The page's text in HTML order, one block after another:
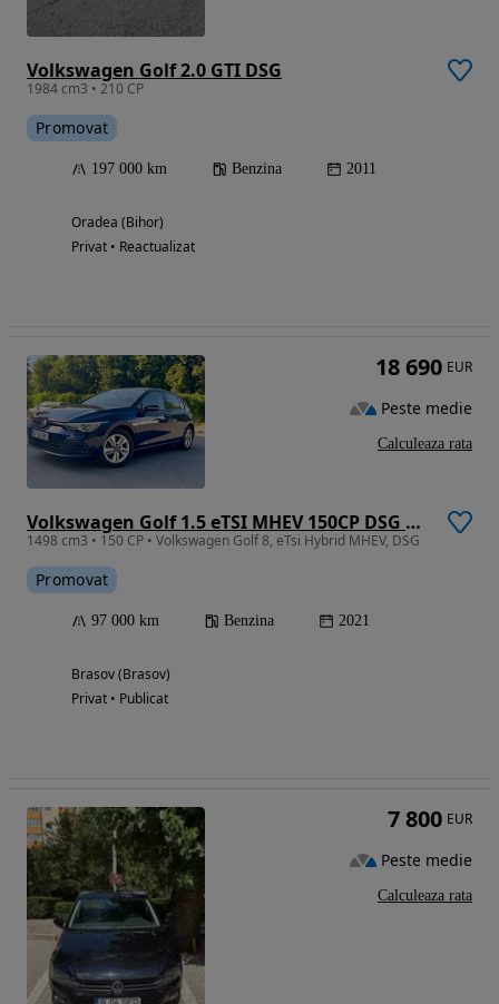
Volkswagen Golf 2.0 GTI DSG
1984 cm3 • 210 CP
Promovat
197 000 km Benzina 2011
Oradea (Bihor)
Privat • Reactualizat
Volkswagen Golf 1.5 eTSI MHEV 150CP DSG Style
1498 cm3 • 150 CP • Volkswagen Golf 8, eTsi Hybrid MHEV, DSG
Promovat
97 000 km Benzina 2021
Brasov (Brasov)
Privat • Publicat
18 690 EUR
Peste medie
Calculeaza rata
7 800 EUR
Peste medie
Calculeaza rata